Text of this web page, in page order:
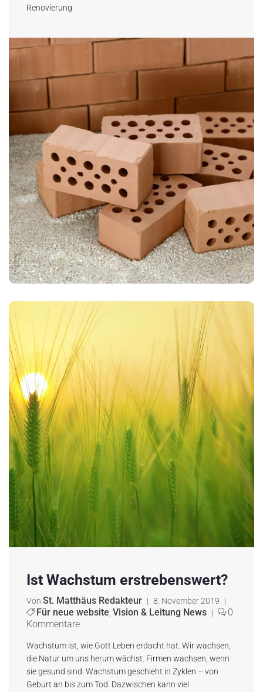
Renovierung
Ist Wachstum erstrebenswert?
Von St. Matthäus Redakteur | 8. November 2019 |
Für neue website Vision & Leitung News |
0
Kommentare
Wachstum ist, wie Gott Leben erdacht hat. Wir wachsen,
die Natur um uns herum wächst. Firmen wachsen, wenn
sie gesund sind. Wachstum geschieht in Zyklen – von
Geburt an bis zum Tod. Dazwischen kann viel